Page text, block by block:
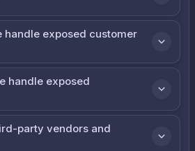
handle exposed customer
handle exposed
party vendors and